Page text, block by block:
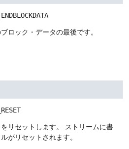
ロック・データの最後です。
リセットします。
ストリームに書
がリセットされます。